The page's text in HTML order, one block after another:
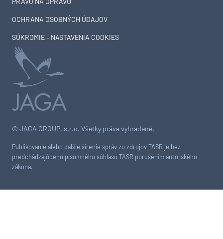
© JAGA GROUP, s.r.o. Všetky práva vyhradené.
Publikovanie alebo ďalšie šírenie správ zo zdrojov TASR je bez
predchádzajúceho písomného súhlasu TASR porušením autorského
zákona.
OCHRANA OSOBNÝCH ÚDAJOV
SÚKROMIE – NASTAVENIA COOKIES